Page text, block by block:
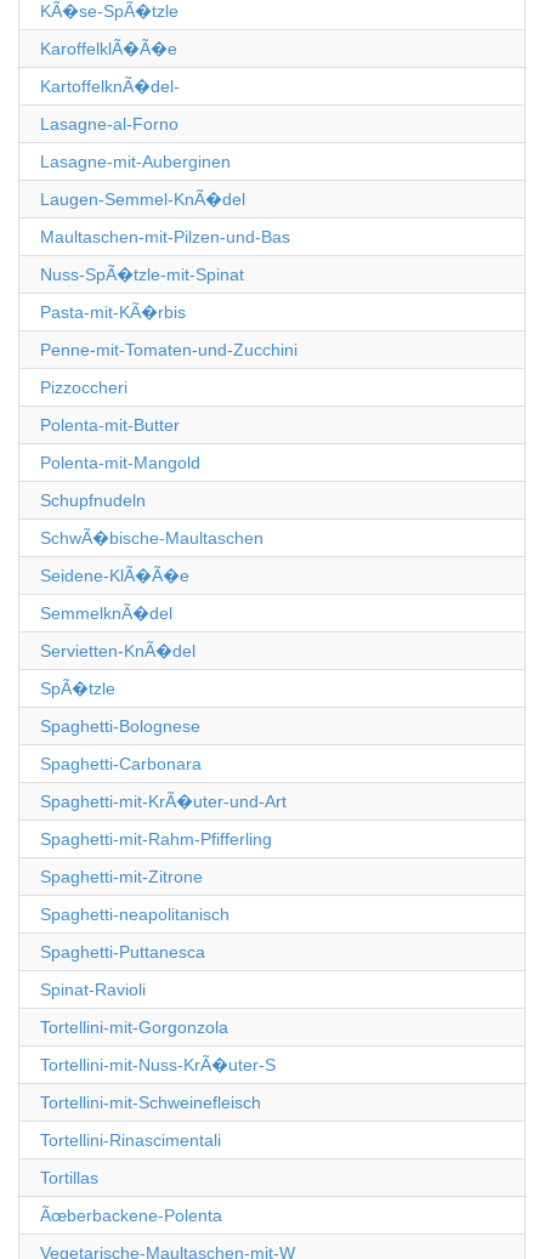
KÃ�se-SpÃ�tzle
KaroffelklÃ�Ã�e
KartoffelknÃ�del-
Lasagne-al-Forno
Lasagne-mit-Auberginen
Laugen-Semmel-KnÃ�del
Maultaschen-mit-Pilzen-und-Bas
Nuss-SpÃ�tzle-mit-Spinat
Pasta-mit-KÃ�rbis
Penne-mit-Tomaten-und-Zucchini
Pizzoccheri
Polenta-mit-Butter
Polenta-mit-Mangold
Schupfnudeln
SchwÃ�bische-Maultaschen
Seidene-KlÃ�Ã�e
SemmelknÃ�del
Servietten-KnÃ�del
SpÃ�tzle
Spaghetti-Bolognese
Spaghetti-Carbonara
Spaghetti-mit-KrÃ�uter-und-Art
Spaghetti-mit-Rahm-Pfifferling
Spaghetti-mit-Zitrone
Spaghetti-neapolitanisch
Spaghetti-Puttanesca
Spinat-Ravioli
Tortellini-mit-Gorgonzola
Tortellini-mit-Nuss-KrÃ�uter-S
Tortellini-mit-Schweinefleisch
Tortellini-Rinascimentali
Tortillas
Ãœberbackene-Polenta
Vegetarische-Maultaschen-mit-W